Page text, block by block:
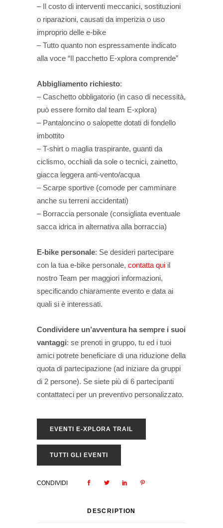
– Il costo di interventi meccanici, sostituzioni
o riparazioni, causati da imperizia o uso
improprio delle e-bike
– Tutto quanto non espressamente indicato
alla voce “Il pacchetto E-xplora comprende”
Abbigliamento richiesto:
– Caschetto obbligatorio (in caso di necessità,
può essere fornito dal team E-xplora)
– Pantaloncino o salopette dotati di fondello
imbottito
– T-shirt o maglia traspirante, guanti da
ciclismo, occhiali da sole o tecnici, zainetto,
giacca leggera anti-vento/acqua
– Scarpe sportive (comode per camminare
anche su terreni accidentati)
– Borraccia personale (consigliata eventuale
sacca idrica in alternativa alla borraccia)
E-bike personale: Se desideri partecipare
con la tua e-bike personale, contatta qui il
nostro Team per maggiori informazioni,
specificando chiaramente evento e data ai
quali si è interessati.
Condividere un’avventura ha sempre i suoi
vantaggi: se prenoti in gruppo, tu ed i tuoi
amici potrete beneficiare di una riduzione della
quota di partecipazione (ad iniziare da gruppi
di 2 persone). Se siete più di 6 partecipanti
contattateci per un preventivo personalizzato.
EVENTI E-XPLORA TRAIL
TUTTI GLI EVENTI
CONDIVIDI
DESCRIPTION